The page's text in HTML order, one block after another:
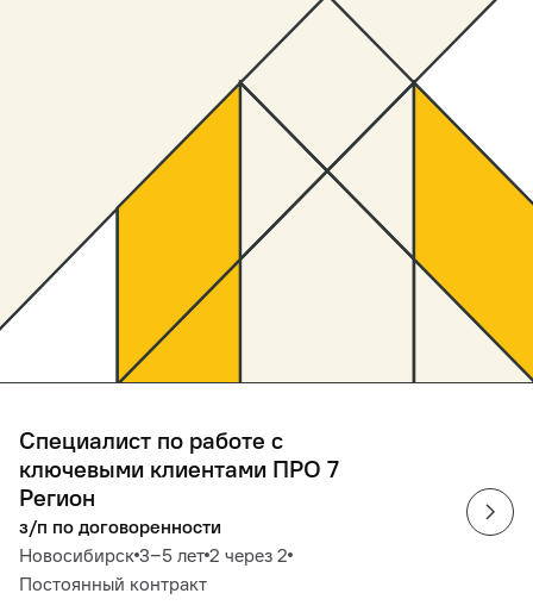
Специалист по работе с
ключевыми клиентами ПРО 7
Регион
з/п по договоренности
Новосибирск 3‒5 лет 2 через 2
Постоянный контракт